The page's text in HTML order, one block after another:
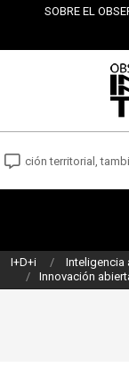
contenido
SOBRE EL
DEterritorial,
principal
I+D+i Inteligencia
Innovación